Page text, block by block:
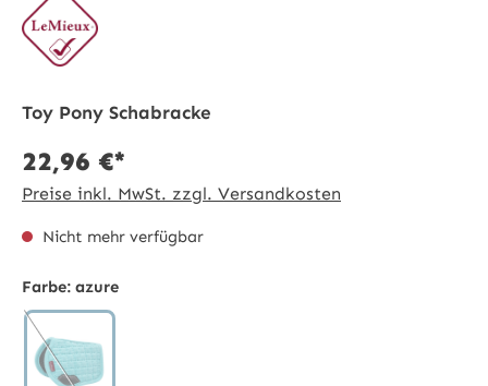
Toy Pony Schabracke
22,96 €*
Preise inkl. MwSt. zzgl. Versandkosten
Nicht mehr verfügbar
Farbe: azure